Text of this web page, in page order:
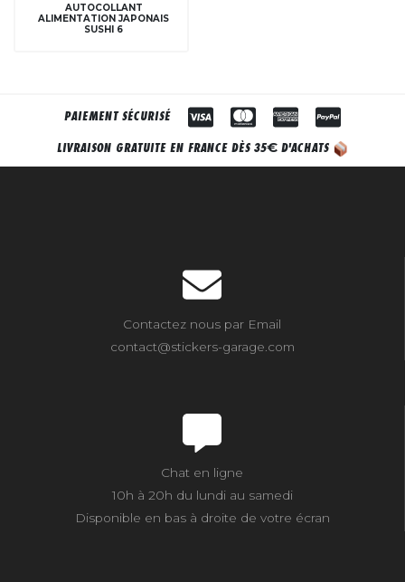
AUTOCOLLANT
ALIMENTATION JAPONAIS
SUSHI 6
PAIEMENT SÉCURISÉ
LIVRAISON GRATUITE EN FRANCE DÈS 35€ D'ACHATS
Contactez nous par Email
contact@stickers-garage.com
Chat en ligne
10h à 20h du lundi au samedi
Disponible en bas à droite de votre écran